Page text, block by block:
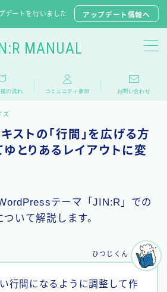
デートを行いました アップデート情報へ
MANUAL
ロード
の流れ コミュニティ参加 お問い合わせ
ズ
ストの「行間」を広げる方
とりあるレイアウトに変
テーマ「JIN:R」での
いて解説します。
行間になるように調整して作
ひつじくん